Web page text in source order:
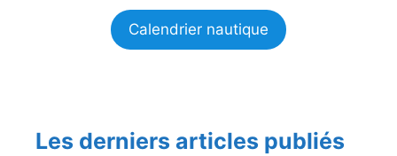
Calendrier nautique
Les derniers articles publiés